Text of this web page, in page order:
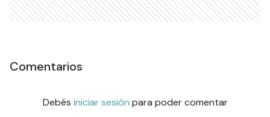
Comentarios
Debés iniciar sesión para poder comentar